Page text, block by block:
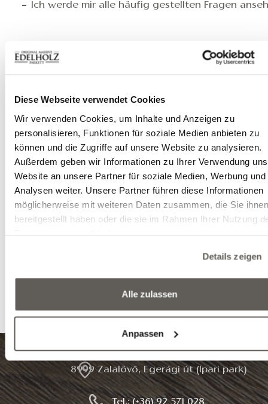
Diese Webseite verwendet Cookies
Wir verwenden Cookies, um Inhalte und Anzeigen zu
personalisieren, Funktionen für soziale Medien anbieten zu
können und die Zugriffe auf unsere Website zu analysieren.
Außerdem geben wir Informationen zu Ihrer Verwendung
Website an unsere Partner für soziale Medien, Werbung und
Analysen weiter. Unsere Partner führen diese Informationen
möglicherweise mit weiteren Daten zusammen, die Sie ihnen
bereitgestellt haben oder die sie im Rahmen Ihrer Nutzung
Details zeigen
Alle zulassen
Anpassen
Ich werde mir alle häufig gestellten Fragen
Häufig gestellte Fragen zur
Wandverkleidung aus Holz
Ich werde mir alle häufig gestellten Fragen
Häufig gestellte Fragen zu
EDELHOLZ Treppen
Ich werde mir alle häufig gestellten Fragen
EDELHOLZ Terrassenbelag aus
Ich werde mir alle häufig gestellten Fragen
8999 Zalalövő, Egerági út (Ipari park)